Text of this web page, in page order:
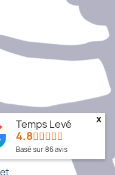
Temps Levé
4.8
Basé sur86avis
x